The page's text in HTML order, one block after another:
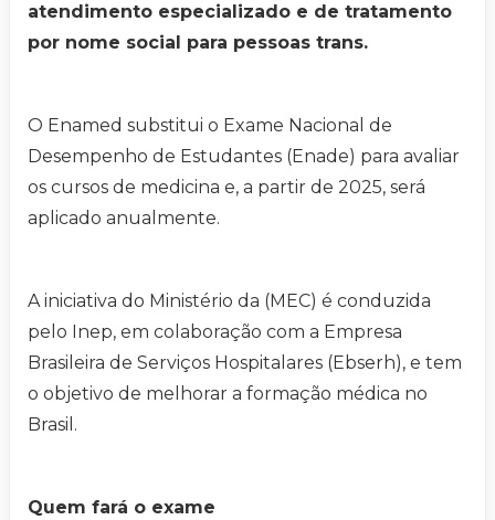
atendimento especializado e de tratamento
por nome social para pessoas trans.
O Enamed substitui o Exame Nacional de
Desempenho de Estudantes (Enade) para avaliar
os cursos de medicina e, a partir de 2025, será
aplicado anualmente.
A iniciativa do Ministério da (MEC) é conduzida
pelo Inep, em colaboração com a Empresa
Brasileira de Serviços Hospitalares (Ebserh), e tem
o objetivo de melhorar a formação médica no
Brasil.
Quem fará o exame